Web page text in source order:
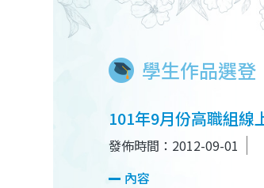
學生作品選登
101年9月份高職組線
發佈時間：2012-09-01
內容